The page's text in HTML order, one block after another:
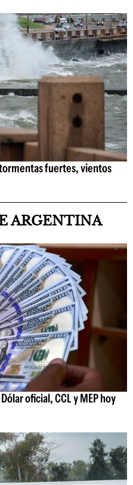
fuertes, vientos
ARGENTINA
oficial, CCL y MEP hoy